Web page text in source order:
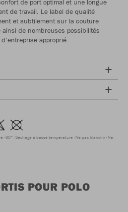
de port optimal et une longue
de travail. Le label de qualité
et subtilement sur la couture
ainsi de nombreuses possibilités
approprié.
60° Séchage à basse température Ne pas blanchir Ne
POUR POLO